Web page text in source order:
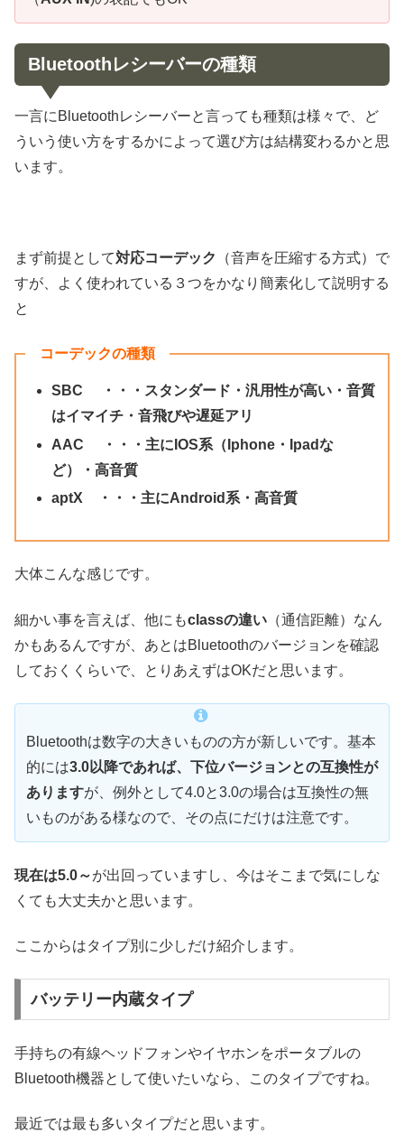
Bluetoothレシーバーの種類
一言にBluetoothレシーバーと言っても種類は様々で、ど
ういう使い方をするかによって選び方は結構変わるかと思
います。
まず前提として対応コーデック
（音声を圧縮する方式）で
すが、よく使われている３つをかなり簡素化して説明する
と
コーデックの種類
SBC ・・・スタンダード・汎用性が高い・音質
はイマイチ・音飛びや遅延アリ
AAC ・・・主にIOS系（Iphone・Ipadな
ど）・高音質
aptX ・・・主にAndroid系・高音質
大体こんな感じです。
細かい事を言えば、他にもclassの違い （通信距離）なん
かもあるんですが、あとはBluetoothのバージョンを確認
しておくくらいで、とりあえずはOKだと思います。
Bluetoothは数字の大きいものの方が新しいです。基本
的には3.0以降であれば、下位バージョンとの互換性が
ありますが、例外として4.0と3.0の場合は互換性の無
いものがある様なので、その点にだけは注意です。
現在は5.0～が出回っていますし、今はそこまで気にしな
くても大丈夫かと思います。
ここからはタイプ別に少しだけ紹介します。
バッテリー内蔵タイプ
手持ちの有線ヘッドフォンやイヤホンをポータブルの
Bluetooth機器として使いたいなら、このタイプですね。
最近では最も多いタイプだと思います。